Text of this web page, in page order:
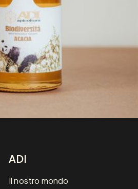
ADI
Il nostro mondo